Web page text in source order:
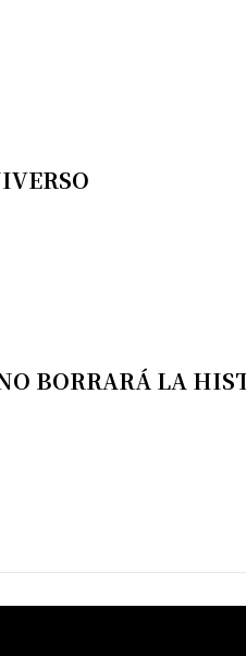
BORRARÁ LA